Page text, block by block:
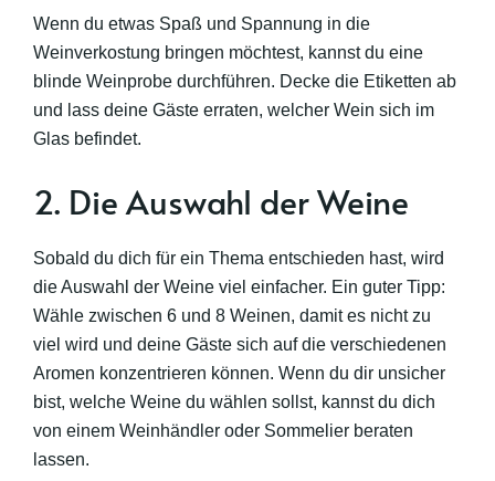
Wenn du etwas Spaß und Spannung in die
Weinverkostung bringen möchtest, kannst du eine
blinde Weinprobe durchführen. Decke die Etiketten ab
und lass deine Gäste erraten, welcher Wein sich im
Glas befindet.
2. Die Auswahl der Weine
Sobald du dich für ein Thema entschieden hast, wird
die Auswahl der Weine viel einfacher. Ein guter Tipp:
Wähle zwischen 6 und 8 Weinen, damit es nicht zu
viel wird und deine Gäste sich auf die verschiedenen
Aromen konzentrieren können. Wenn du dir unsicher
bist, welche Weine du wählen sollst, kannst du dich
von einem Weinhändler oder Sommelier beraten
lassen.